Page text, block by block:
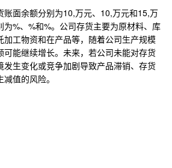
账面余额分别为10,万元、10,万元和15,万
%、%和%。公司存货主要为原材料、库
加工物资和在产品等，随着公司生产规模
可能继续增长。未来，若公司未能对存货
发生变化或竞争加剧导致产品滞销、存货
值的风险。